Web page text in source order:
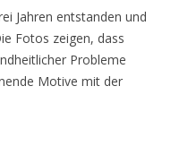
Jahren entstanden und
Fotos zeigen, dass
Probleme
Motive mit der